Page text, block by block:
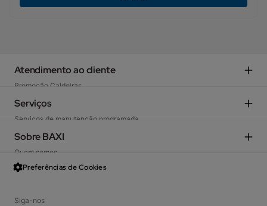
Atendimento ao cliente
Promoção Caldeiras
Promoção Aerotermia
Guia para escolher a caldeira
Serviços
Serviços de manutenção programada
Revisões
Registo da garantia
Arranque
Sobre BAXI
Quem somos
Notícias
Preferências de Cookies
Siga-nos